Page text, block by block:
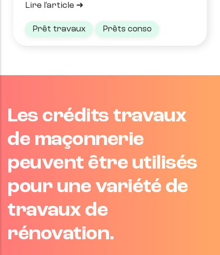
Lire l'article
Prêt travaux Prêts conso
Les crédits travaux
de maçonnerie
peuvent être utilisés
pour une variété de
travaux de
rénovation.